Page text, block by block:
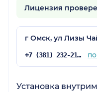
Лицензия
г Омск, ул Лизы
+7 (381) 232-21-95
Установка